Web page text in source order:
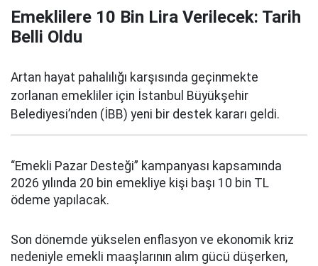
Emeklilere 10 Bin Lira Verilecek: Tarih
Belli Oldu
Artan hayat pahalılığı karşısında geçinmekte
zorlanan emekliler için İstanbul Büyükşehir
Belediyesi’nden (İBB) yeni bir destek kararı geldi.
“Emekli Pazar Desteği” kampanyası kapsamında
2026 yılında 20 bin emekliye kişi başı 10 bin TL
ödeme yapılacak.
Son dönemde yükselen enflasyon ve ekonomik kriz
nedeniyle emekli maaşlarının alım gücü düşerken,